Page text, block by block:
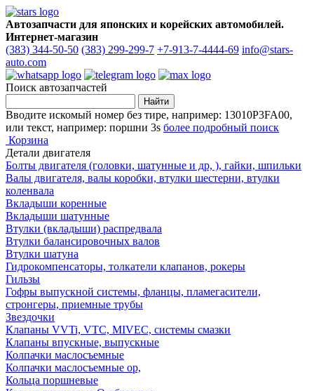
Автозапчасти для японских и корейских автомобилей.
Интернет-магазин
(383) 344-50-50 (383) 299-299-7 +7-913-7-4444-69 info@stars-
auto.com
Поиск автозапчастей
Вводите искомый номер без тире, например: 13010P3FA00,
или текст, например: поршни 3s более подробный поиск
Корзина
Детали двигателя
Болты двигателя (головки, шатунные и др, ), гайки, шпильки
Валы двигателя, валы коробки, втулки шестерни, втулки
коленвала
Вкладыши коренные
Вкладыши шатунные
Втулки (вкладыши) распредвала
Втулки балансировочных валов
Втулки шатуна
Гидрокомпенсаторы, толкатели клапанов, рокеры
Гильзы
Гофры выпускной системы, фланцы, пламегасители,
стронгеры, приемные трубы
Звездочки
Клапаны VVTi, VTC, MIVEC, системы смазки
Клапаны впускные, выпускные
Колпачки маслосъемные
Колпачки маслосъемные ор,
Кольца поршневые